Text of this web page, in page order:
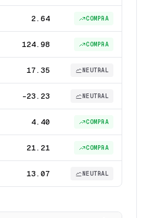
2.64 COMPRA
124.98 COMPRA
17.35 NEUTRAL
-23.23 NEUTRAL
4.40 COMPRA
21.21 COMPRA
13.07 NEUTRAL